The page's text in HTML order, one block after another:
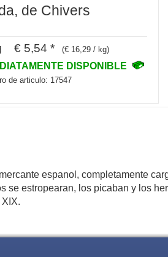
de Chivers
€ 5,54 * (€ 16,29 / kg)
DISPONIBLE
de articulo: 17547
espanol, completamente
estropearan, los picaban y los